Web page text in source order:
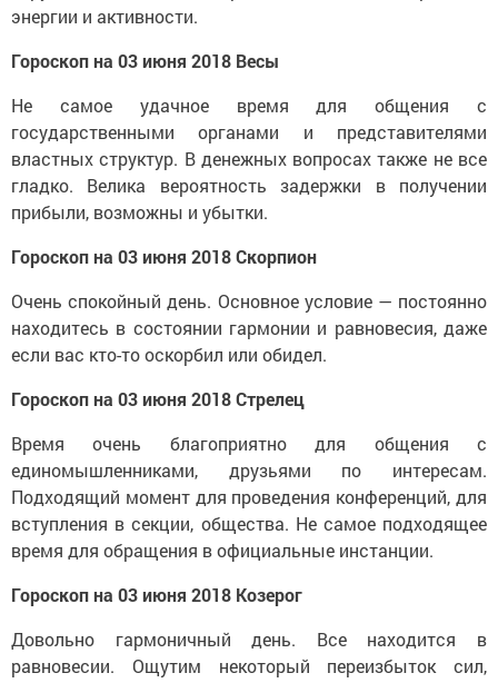
энергии и активности.
Гороскоп на 03 июня 2018 Весы
Не самое удачное время для общения с
государственными органами и представителями
властных структур. В денежных вопросах также не все
гладко. Велика вероятность задержки в получении
прибыли, возможны и убытки.
Гороскоп на 03 июня 2018 Скорпион
Очень спокойный день. Основное условие — постоянно
находитесь в состоянии гармонии и равновесия, даже
если вас кто-то оскорбил или обидел.
Гороскоп на 03 июня 2018 Стрелец
Время очень благоприятно для общения с
единомышленниками, друзьями по интересам.
Подходящий момент для проведения конференций, для
вступления в секции, общества. Не самое подходящее
время для обращения в официальные инстанции.
Гороскоп на 03 июня 2018 Козерог
Довольно гармоничный день. Все находится в
равновесии. Ощутим некоторый переизбыток сил,